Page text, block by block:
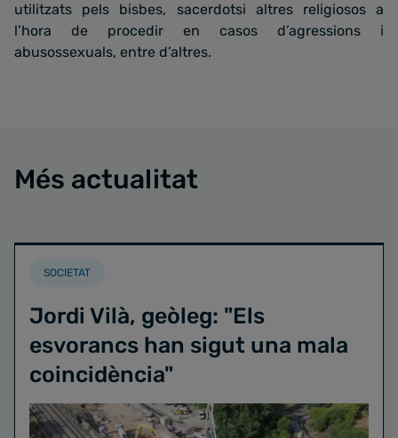
utilitzats pels bisbes, sacerdotsi altres religiosos a
l’hora de procedir en casos d’agressions i
abusossexuals, entre d’altres.
Més actualitat
SOCIETAT
Jordi Vilà, geòleg: "Els
esvorancs han sigut una mala
coincidència"